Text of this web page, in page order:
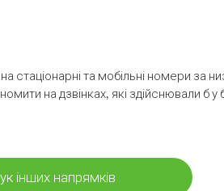
стаціонарні та мобільні номери за
на дзвінках, які здійснювали б у
інших напрямків